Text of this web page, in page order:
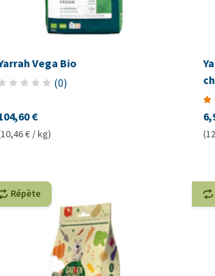
Vega Bio
(0)
€
€ / kg)
Répète